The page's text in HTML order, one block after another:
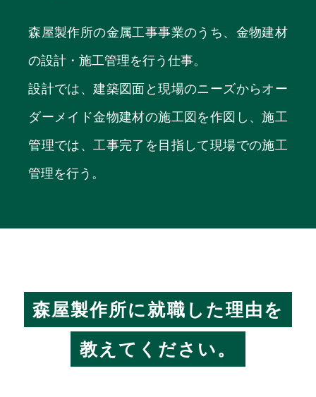
森屋製作所の金属工事事業のうち、金物建材
の設計・施工管理を行う仕事。
設計では、建築図面と現場のニーズからオー
ダーメイド金物建材の施工図を作図し、施工
管理では、工事完了を目指して現場での施工
管理を行う。
森屋製作所に就職した理由を
教えてください。